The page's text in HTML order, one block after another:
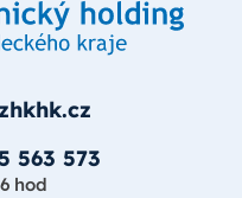
563 573
hod